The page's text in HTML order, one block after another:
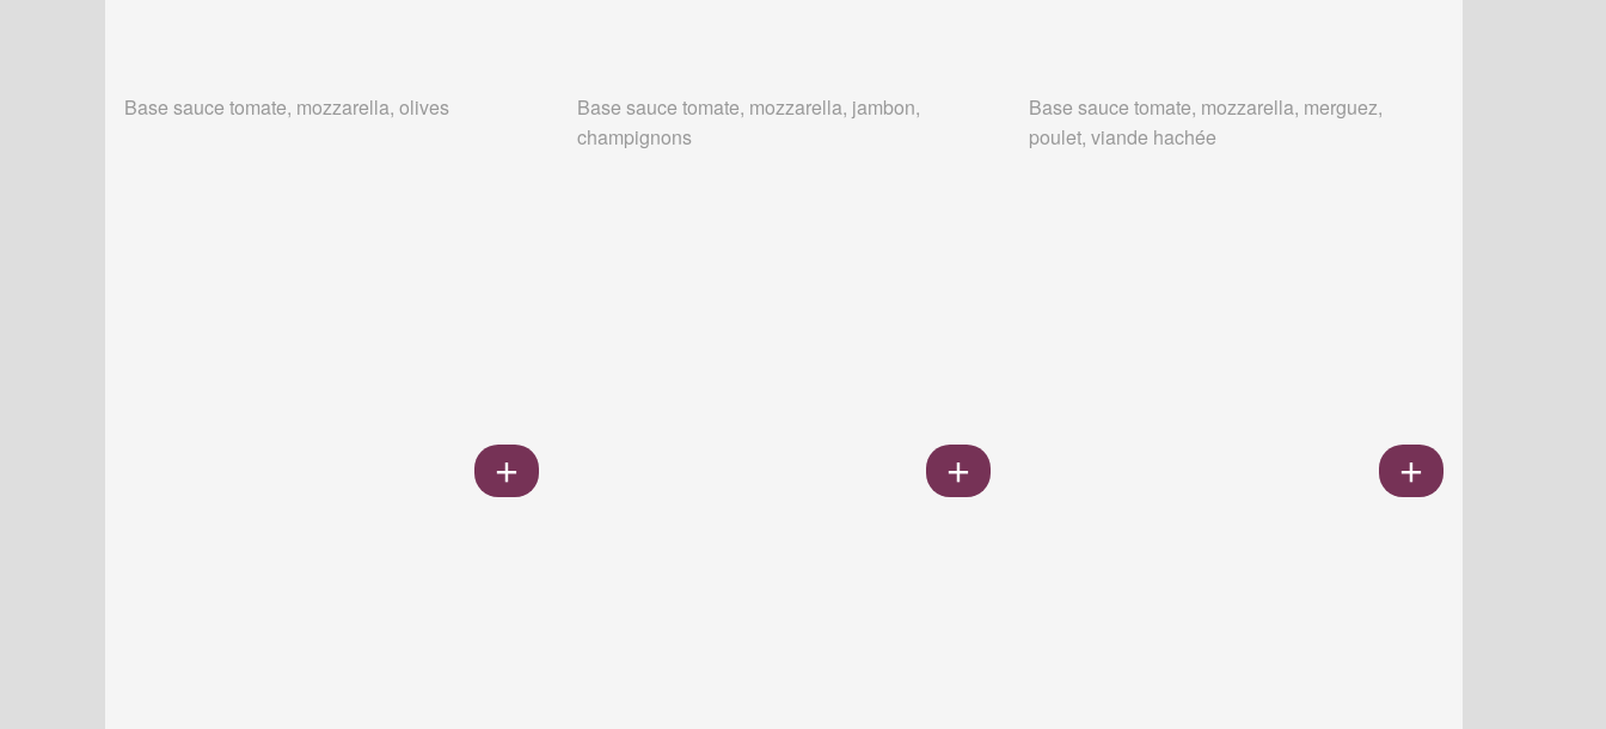
Base sauce tomate, mozzarella, olives
Base sauce tomate, mozzarella, jambon,
champignons
Base sauce tomate, mozzarella, merguez,
poulet, viande hachée